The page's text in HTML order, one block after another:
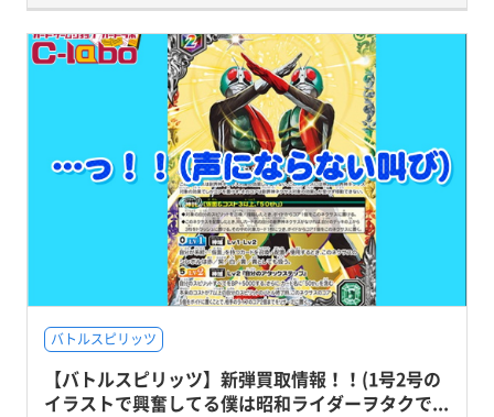
バトルスピリッツ
【バトルスピリッツ】新弾買取情報！！(1号2号の
イラストで興奮してる僕は昭和ライダーヲタクで...